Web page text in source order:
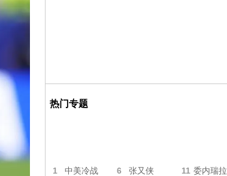
热门专题
1 中美冷战 6 张又侠 11 委内瑞拉